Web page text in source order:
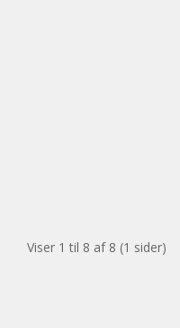
Viser 1 til 8 af 8 (1 sider)